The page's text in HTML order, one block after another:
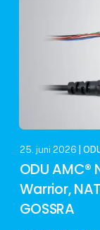
25. juni 2026 |
ODU
Warrior,
GOSSRA